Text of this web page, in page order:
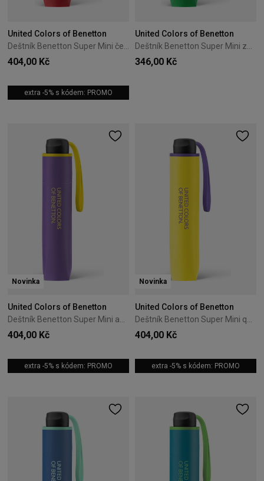
United Colors of Benetton
Deštník Benetton Super Mini červený
404,00 Kč
extra -5% s kódem: PROMO
United Colors of Benetton
Deštník Benetton Super Mini zelený 56204
346,00 Kč
Novinka
United Colors of Benetton
Deštník Benetton Super Mini amethyst orchid
404,00 Kč
extra -5% s kódem: PROMO
Novinka
United Colors of Benetton
Deštník Benetton Super Mini quince
404,00 Kč
extra -5% s kódem: PROMO